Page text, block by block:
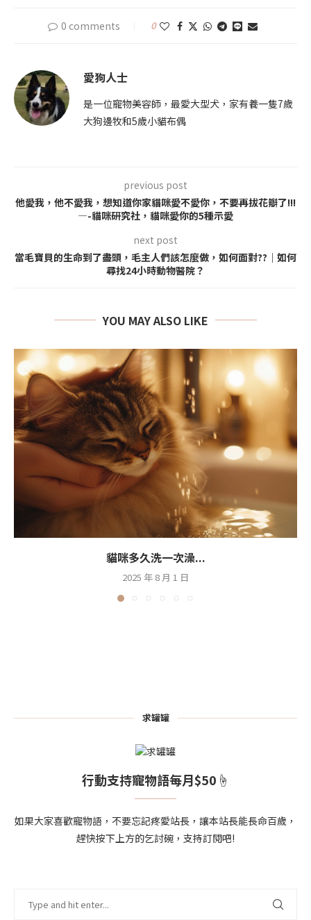
0 comments 0
愛狗人士
是一位寵物美容師，最愛大型犬，家有養一隻7歲
大狗邊牧和5歲小貓布偶
previous post
他愛我，他不愛我，想知道你家貓咪愛不愛你，不要再拔花瓣了!!!
—-貓咪研究社，貓咪愛你的5種示愛
next post
當毛寶貝的生命到了盡頭，毛主人們該怎麼做，如何面對??｜如何
尋找24小時動物醫院？
YOU MAY ALSO LIKE
貓咪多久洗一次澡...
2025 年 8 月 1 日
求罐罐
行動支持寵物語每月$50☝
如果大家喜歡寵物語，不要忘記疼愛站長，讓本站長能長命百歲，
趕快按下上方的乞討碗，支持訂閱吧!